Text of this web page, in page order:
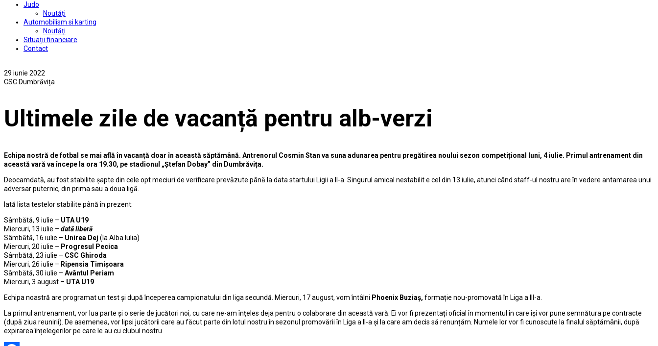
Judo
Noutăți
Automobilism si karting
Noutăți
Situații financiare
Contact
29 iunie 2022
CSC Dumbrăvița
Ultimele zile de vacanță pentru alb-verzi
Echipa nostră de fotbal se mai află în vacanță doar în această săptămână. Antrenorul Cosmin Stan va suna adunarea pentru pregătirea noului sezon competițional luni, 4 iulie. Primul antrenament din
această vară va începe la ora 19.30, pe stadionul „Ștefan Dobay” din Dumbrăvița.
Deocamdată, au fost stabilite șapte din cele opt meciuri de verificare prevăzute până la data startului Ligii a II-a. Singurul amical nestabilit e cel din 13 iulie, atunci când staff-ul nostru are în vedere antamarea unui
adversar puternic, din prima sau a doua ligă.
Iată lista testelor stabilite până în prezent:
Sâmbătă, 9 iulie – UTA U19
Miercuri, 13 iulie – dată liberă
Sâmbătă, 16 iulie – Unirea Dej (la Alba Iulia)
Miercuri, 20 iulie – Progresul Pecica
Sâmbătă, 23 iulie – CSC Ghiroda
Miercuri, 26 iulie – Ripensia Timișoara
Sâmbătă, 30 iulie – Avântul Periam
Miercuri, 3 august – UTA U19
Echipa noastră are programat un test și după începerea campionatului din liga secundă. Miercuri, 17 august, vom întâlni Phoenix Buziaș, formație nou-promovată în Liga a III-a.
La primul antrenament, vor lua parte și o serie de jucători noi, cu care ne-am înțeles deja pentru o colaborare din această vară. Ei vor fi prezentați oficial în momentul în care își vor pune semnătura pe contracte
(după ziua reunirii). De asemenea, vor lipsi jucătorii care au făcut parte din lotul nostru în sezonul promovării în Liga a II-a și la care am decis să renunțăm. Numele lor vor fi cunoscute la finalul săptămânii, după
expirarea înțelegerilor pe care le au cu clubul nostru.